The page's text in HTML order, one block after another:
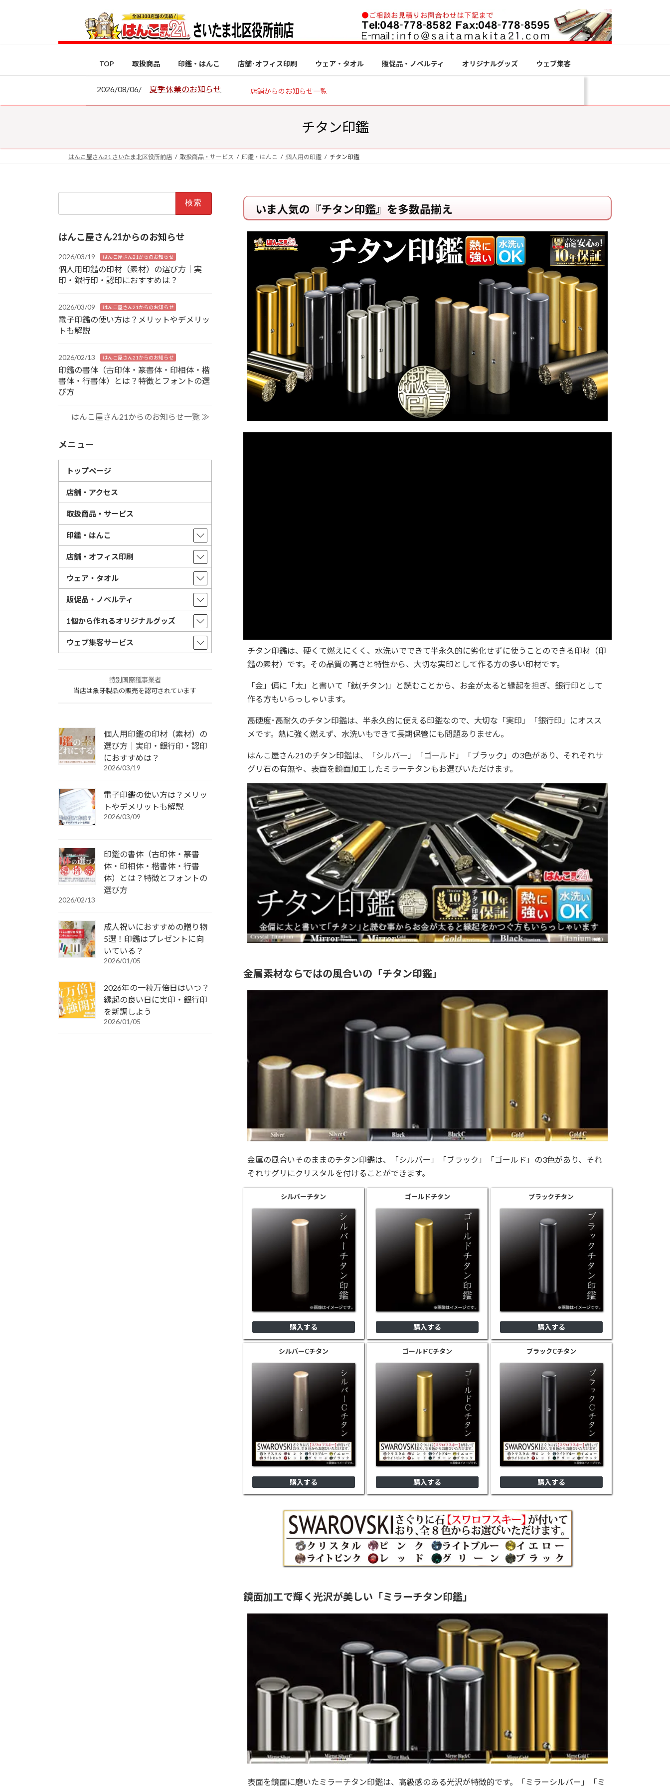
ス
ン
TOP 取扱商品 印鑑・はんこ 店舗･オフィス印刷 ウェア・タオル 販促品・ノベルティ オリジナルグッズ ウェブ集客
2026/08/06/ 夏季休業のお知らせ 店舗からのお知らせ一覧
チタン印鑑
はんこ屋さん21 さいたま北区役所前店 取扱商品・サービス 印鑑・はんこ 個人用の印鑑 チタン印鑑
いま人気の『チタン印鑑』を多数品揃え
チタン印鑑は、硬くて燃えにくく、水洗いでできて半永久的に劣化せずに使うことのできる印材（印
鑑の素材）です。その品質の高さと特性から、大切な実印として作る方の多い印材です。
「金」偏に「太」と書いて「鈦(チタン)」と読むことから、お金が太ると縁起を担ぎ、銀行印として
作る方もいらっしゃいます。
高硬度･高耐久のチタン印鑑は、半永久的に使える印鑑なので、大切な「実印」「銀行印」にオスス
メです。熱に強く燃えず、水洗いもできて長期保管にも問題ありません。
はんこ屋さん21のチタン印鑑は、「シルバー」「ゴールド」「ブラック」の3色があり、それぞれサ
グリ石の有無や、表面を鏡面加工したミラーチタンもお選びいただけます。
金属素材ならではの風合いの「チタン印鑑」
金属の風合いそのままのチタン印鑑は、「シルバー」「ブラック」「ゴールド」の3色があり、それ
ぞれサグリにクリスタルを付けることができます。
シルバーチタン
購入する
ゴールドチタン
購入する
ブラックチタン
購入する
シルバーCチタン
購入する
ゴールドCチタン
購入する
ブラックCチタン
購入する
鏡面加工で輝く光沢が美しい「ミラーチタン印鑑」
表面を鏡面に磨いたミラーチタン印鑑は、高級感のある光沢が特徴的です。「ミラーシルバー」「ミ
はんこ屋さん21からのお知らせ
2026/03/19 はんこ屋さん21からのお知らせ
個人用印鑑の印材（素材）の選び方｜実
印・銀行印・認印におすすめは？
2026/03/09 はんこ屋さん21からのお知らせ
電子印鑑の使い方は？メリットやデメリッ
トも解説
2026/02/13 はんこ屋さん21からのお知らせ
印鑑の書体（古印体・篆書体・印相体・楷
書体・行書体）とは？特徴とフォントの選
び方
はんこ屋さん21からのお知らせ一覧 ≫
メニュー
トップページ
店舗・アクセス
取扱商品・サービス
印鑑・はんこ
店舗・オフィス印刷
ウェア・タオル
販促品・ノベルティ
1個から作れるオリジナルグッズ
ウェブ集客サービス
特別国際種事業者
当店は象牙製品の販売を認可されています
個人用印鑑の印材（素材）の
選び方｜実印・銀行印・認印
におすすめは？
2026/03/19
電子印鑑の使い方は？メリッ
トやデメリットも解説
2026/03/09
印鑑の書体（古印体・篆書
体・印相体・楷書体・行書
体）とは？特徴とフォントの
選び方
2026/02/13
成人祝いにおすすめの贈り物
5選！印鑑はプレゼントに向
いている？
2026/01/05
2026年の一粒万倍日はいつ？
縁起の良い日に実印・銀行印
を新調しよう
2026/01/05